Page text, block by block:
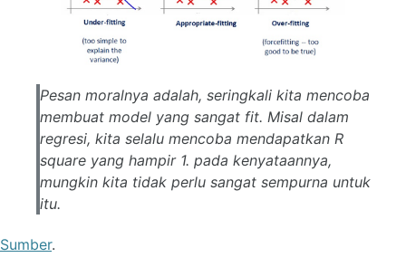
Pesan moralnya adalah, seringkali kita mencoba
membuat model yang sangat fit. Misal dalam
regresi, kita selalu mencoba mendapatkan R
square yang hampir 1. pada kenyataannya,
mungkin kita tidak perlu sangat sempurna untuk
itu.
Sumber.